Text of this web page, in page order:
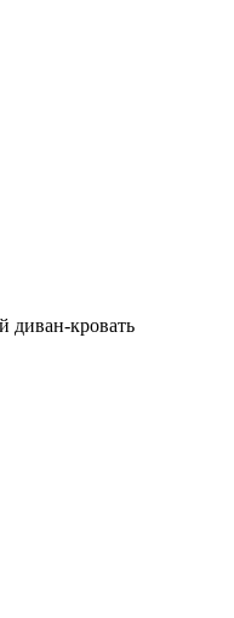
диван-кровать